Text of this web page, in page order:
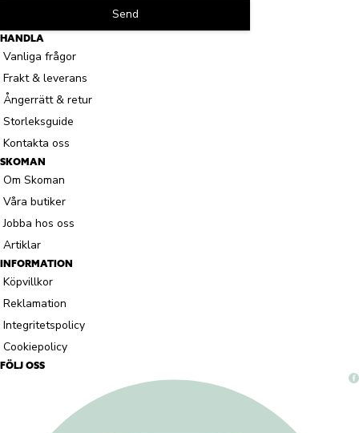
Send
HANDLA
Vanliga frågor
Frakt & leverans
Ångerrätt & retur
Storleksguide
Kontakta oss
SKOMAN
Om Skoman
Våra butiker
Jobba hos oss
Artiklar
INFORMATION
Köpvillkor
Reklamation
Integritetspolicy
Cookiepolicy
FÖLJ OSS